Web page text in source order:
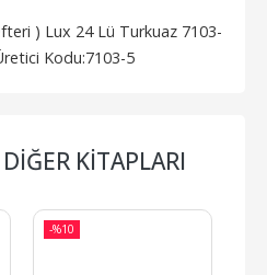
) Lux 24 Lü Turkuaz 7103-
Kodu:7103-5
KITAPLARI
-%10